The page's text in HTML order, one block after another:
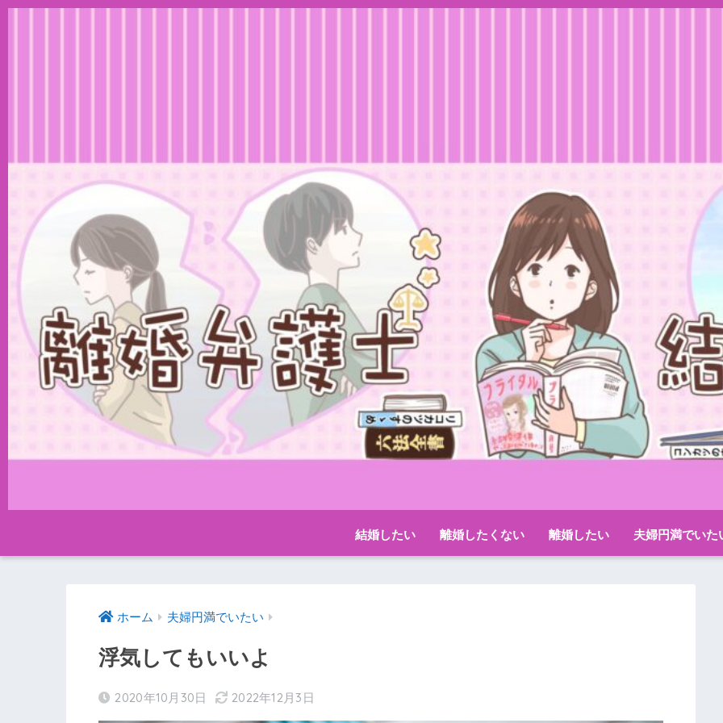
結婚したい 離婚したくない 離婚したい 夫婦円満でいた
ホーム 夫婦円満でいたい
浮気してもいいよ
2020年10月30日 2022年12月3日